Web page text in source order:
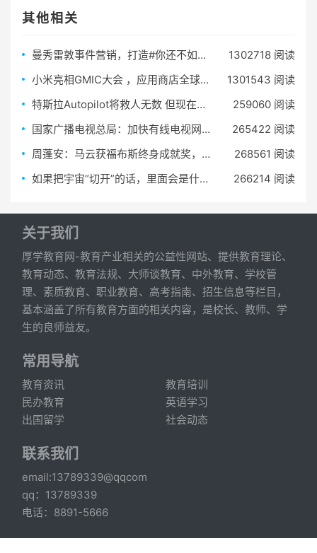
其他相关
曼秀雷敦事件营销，打造#你还不如一只口红#
1302718 阅读
小米亮相GMIC大会 ，应用商店全球分发量累计突破2000亿
1301543 阅读
特斯拉Autopilot将救人无数 但现在却拿命做测试
259060 阅读
国家广播电视总局：加快有线电视网络与5G等新兴业态融通
265422 阅读
周蓬安：马云获福布斯终身成就奖，实至名归
268561 阅读
如果把宇宙“切开”的话，里面会是什么样的呢？
266214 阅读
关于我们
厚学教育网-教育产业相关的公益性网站、提供教育理论、
教育动态、教育法规、大师谈教育、中外教育、学校管
理、素质教育、职业教育、高考指南、招生信息等栏目，
基本涵盖了所有教育方面的相关内容，是校长、教师、学
生的良师益友。
常用导航
教育资讯
教育培训
民办教育
英语学习
出国留学
社会动态
联系我们
email:13789339@qqcom
qq：13789339
电话：8891-5666